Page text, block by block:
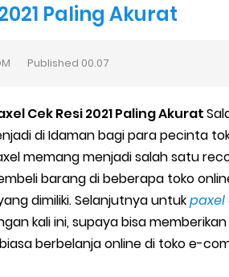
Cepat Diterima
Antri Online Terbaru Dari Grab
Gojek Gratis
Gopartner
Shopeepay Sendiri dan Orang
untuk Driver
Paling Akurat
Published 00.07
Cek Resi 2021 Paling Akurat
di Idaman bagi para pecinta
memang menjadi salah satu
barang di beberapa toko
dimiliki. Selanjutnya untukpaxel
kali ini, supaya bisa
berbelanja online di toko e-